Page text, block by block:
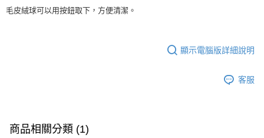
毛皮絨球可以用按鈕取下，方便清潔。
顯示電腦版詳細說明
客服
商品相關分類 (1)